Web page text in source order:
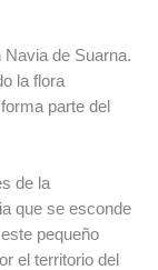
de Suarna.
la flora
parte del
de la
que se esconde
pequeño
el territorio del